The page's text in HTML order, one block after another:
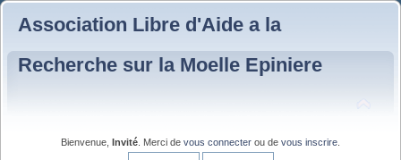
Association Libre d'Aide a la
Recherche sur la Moelle Epiniere
Bienvenue, Invité . Merci de vous connecter ou de vous inscrire